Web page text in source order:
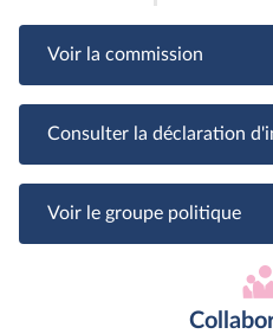
Voir la commission
Consulter la déclaration
Voir le groupe politique